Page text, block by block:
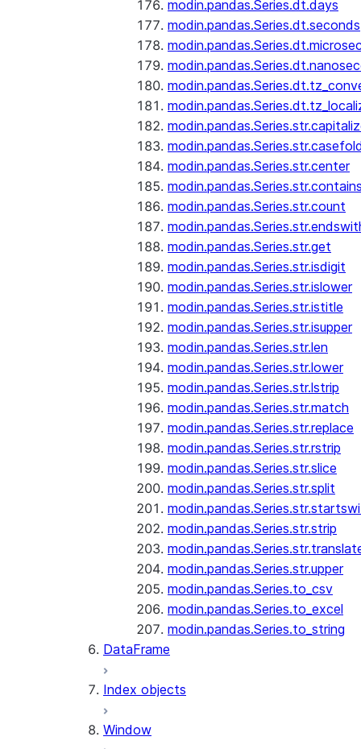
modin.pandas.Series.dt.days
modin.pandas.Series.dt.seconds
modin.pandas.Series.str.center
modin.pandas.Series.str.count
modin.pandas.Series.str.get
modin.pandas.Series.str.isdigit
modin.pandas.Series.str.islower
modin.pandas.Series.str.istitle
modin.pandas.Series.str.isupper
modin.pandas.Series.str.len
modin.pandas.Series.str.lower
modin.pandas.Series.str.lstrip
modin.pandas.Series.str.match
modin.pandas.Series.str.replace
modin.pandas.Series.str.rstrip
modin.pandas.Series.str.slice
modin.pandas.Series.str.split
modin.pandas.Series.str.strip
modin.pandas.Series.str.upper
modin.pandas.Series.to_csv
modin.pandas.Series.to_excel
modin.pandas.Series.to_string
DataFrame
Index objects
Window